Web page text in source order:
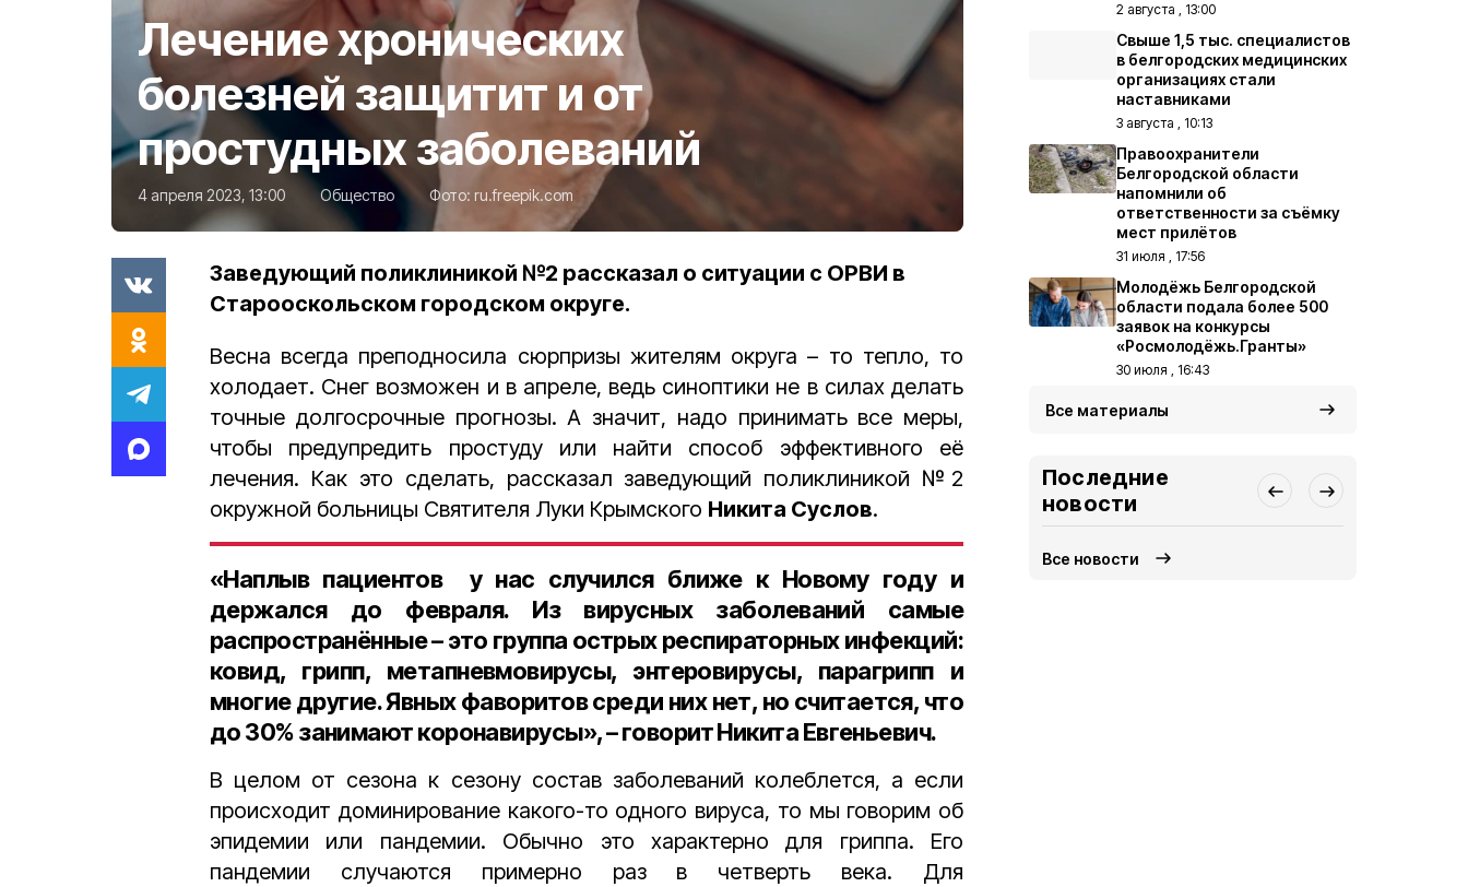
Лечение хронических
болезней защитит и от
простудных заболеваний
4 апреля 2023, 13:00 Общество Фото: ru.freepik.com
Заведующий поликлиникой №2 рассказал о ситуации с ОРВИ в
Старооскольском городском округе.
Весна всегда преподносила сюрпризы жителям округа – то тепло, то
холодает. Снег возможен и в апреле, ведь синоптики не в силах делать
точные долгосрочные прогнозы. А значит, надо принимать все меры,
чтобы предупредить простуду или найти способ эффективного её
лечения. Как это сделать, рассказал заведующий поликлиникой №2
окружной больницы Святителя Луки Крымского Никита Суслов.
«Наплыв пациентов у нас случился ближе к Новому году и
держался до февраля. Из вирусных заболеваний самые
распространённые – это группа острых респираторных инфекций:
ковид, грипп, метапневмовирусы, энтеровирусы, парагрипп и
многие другие. Явных фаворитов среди них нет, но считается, что
до 30% занимают коронавирусы», – говорит Никита Евгеньевич.
В целом от сезона к сезону состав заболеваний колеблется, а если
происходит доминирование какого-то одного вируса, то мы говорим об
эпидемии или пандемии. Обычно это характерно для гриппа. Его
пандемии случаются примерно раз в четверть века. Для
2 августа , 13:00
Свыше 1,5 тыс. специалистов
в белгородских медицинских
организациях стали
наставниками
3 августа , 10:13
Правоохранители
Белгородской области
напомнили об
ответственности за съёмку
мест прилётов
31 июля , 17:56
Молодёжь Белгородской
области подала более 500
заявок на конкурсы
«Росмолодёжь.Гранты»
30 июля , 16:43
Все материалы
Последние
новости
Все новости